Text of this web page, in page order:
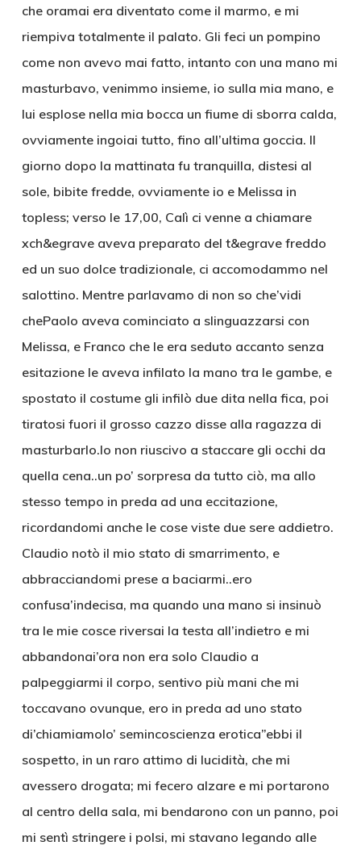
che oramai era diventato come il marmo, e mi
riempiva totalmente il palato. Gli feci un pompino
come non avevo mai fatto, intanto con una mano mi
masturbavo, venimmo insieme, io sulla mia mano, e
lui esplose nella mia bocca un fiume di sborra calda,
ovviamente ingoiai tutto, fino all’ultima goccia. Il
giorno dopo la mattinata fu tranquilla, distesi al
sole, bibite fredde, ovviamente io e Melissa in
topless; verso le 17,00, Calì ci venne a chiamare
xch&egrave aveva preparato del t&egrave freddo
ed un suo dolce tradizionale, ci accomodammo nel
salottino. Mentre parlavamo di non so che’vidi
chePaolo aveva cominciato a slinguazzarsi con
Melissa, e Franco che le era seduto accanto senza
esitazione le aveva infilato la mano tra le gambe, e
spostato il costume gli infilò due dita nella fica, poi
tiratosi fuori il grosso cazzo disse alla ragazza di
masturbarlo.Io non riuscivo a staccare gli occhi da
quella cena..un po’ sorpresa da tutto ciò, ma allo
stesso tempo in preda ad una eccitazione,
ricordandomi anche le cose viste due sere addietro.
Claudio notò il mio stato di smarrimento, e
abbracciandomi prese a baciarmi..ero
confusa’indecisa, ma quando una mano si insinuò
tra le mie cosce riversai la testa all’indietro e mi
abbandonai’ora non era solo Claudio a
palpeggiarmi il corpo, sentivo più mani che mi
toccavano ovunque, ero in preda ad uno stato
di’chiamiamolo’ semincoscienza erotica”ebbi il
sospetto, in un raro attimo di lucidità, che mi
avessero drogata; mi fecero alzare e mi portarono
al centro della sala, mi bendarono con un panno, poi
mi sentì stringere i polsi, mi stavano legando alle